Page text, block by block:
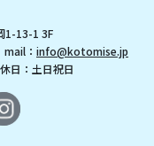
1-13-1 3F
： info@kotomise.jp
日：土日祝日